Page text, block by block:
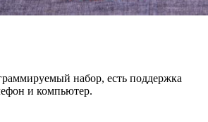
набор, есть поддержка
и компьютер.